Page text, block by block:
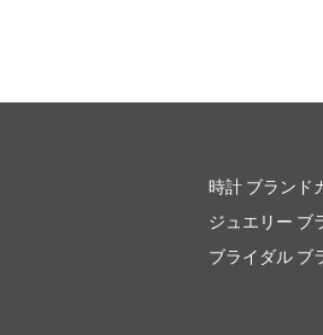
時計 ブランド
ジュエリー ブ
ブライダル ブ